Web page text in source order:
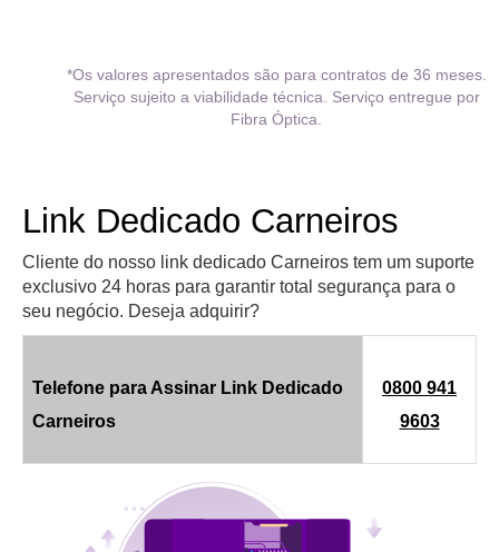
*Os valores apresentados são para contratos de 36 meses.
Serviço sujeito a viabilidade técnica. Serviço entregue por
Fibra Óptica.
Link Dedicado Carneiros
Cliente do nosso link dedicado Carneiros tem um suporte
exclusivo 24 horas para garantir total segurança para o
seu negócio. Deseja adquirir?
Telefone para Assinar Link Dedicado
Carneiros
0800 941
9603